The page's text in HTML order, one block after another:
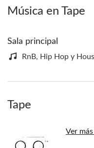
Música en Tape
Sala principal
RnB, Hip Hop y
Tape
Ver